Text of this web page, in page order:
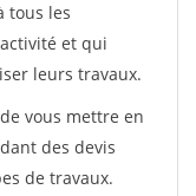
tous les
et qui
leurs travaux.
vous mettre en
des devis
de travaux.